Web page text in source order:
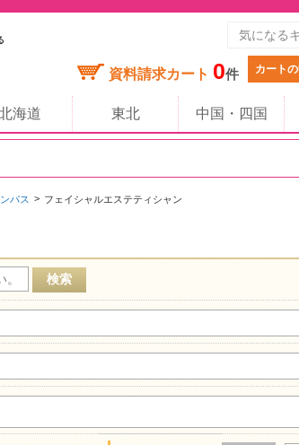
資料請求カート 0件 カート
海道 東北 中国・四国
パス フェイシャルエステティシャン